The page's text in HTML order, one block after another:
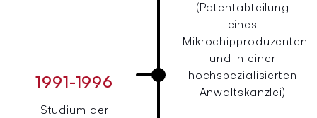
(Patentabteilung
eines
Mikrochipproduzenten
und in einer
hochspezialisierten
Anwaltskanzlei)
1991-1996
Studium der